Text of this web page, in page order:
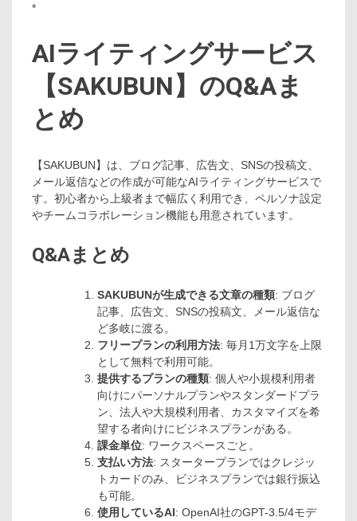
*
AIライティングサービス
【SAKUBUN】のQ&Aま
とめ
【SAKUBUN】は、ブログ記事、広告文、SNSの投稿文、
メール返信などの作成が可能なAIライティングサービスで
す。初心者から上級者まで幅広く利用でき、ペルソナ設定
やチームコラボレーション機能も用意されています。
Q&Aまとめ
SAKUBUNが生成できる文章の種類: ブログ
記事、広告文、SNSの投稿文、メール返信な
ど多岐に渡る。
フリープランの利用方法: 毎月1万文字を上限
として無料で利用可能。
提供するプランの種類: 個人や小規模利用者
向けにパーソナルプランやスタンダードプラ
ン、法人や大規模利用者、カスタマイズを希
望する者向けにビジネスプランがある。
課金単位: ワークスペースごと。
支払い方法: スタータープランではクレジッ
トカードのみ、ビジネスプランでは銀行振込
も可能。
使用しているAI: OpenAI社のGPT-3.5/4モデ